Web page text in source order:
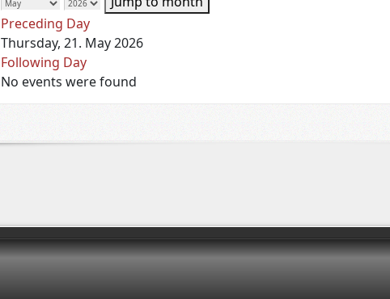
Preceding Day
Thursday, 21. May 2026
Following Day
No events were found